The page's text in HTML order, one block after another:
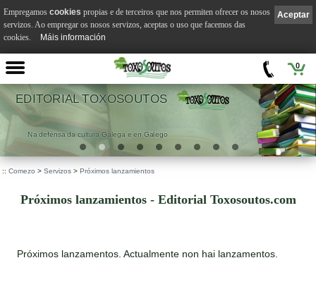
0
Galego
VILA
:: Comezo > Servizos > Próximos lanzamientos
Próximos lanzamientos - Editorial Toxosoutos.com
Próximos lanzamentos. Actualmente non hai lanzamentos.
Aceptar
Empregamos cookies propias e de terceiros que nos permiten ofrecer os nosos
servizos. Ao empregar os nosos servizos, aceptas o uso que facemos das
cookies.
Máis información